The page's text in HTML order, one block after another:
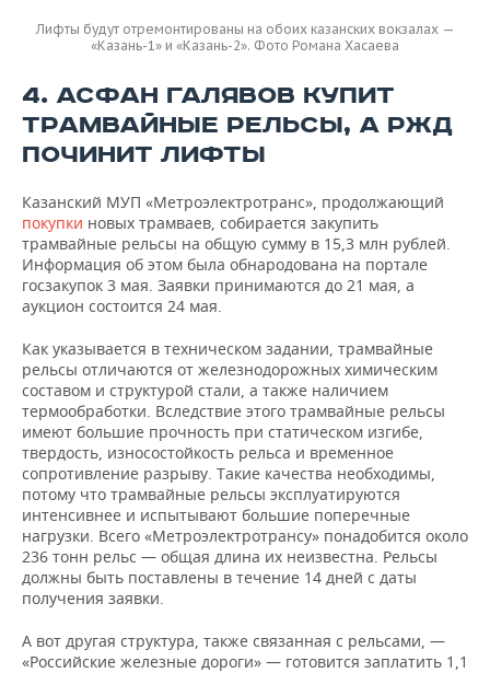
Лифты будут отремонтированы на обоих казанских вокзалах —
«Казань-1» и «Казань-2». Фото Романа Хасаева
4. АСФАН ГАЛЯВОВ КУПИТ
ТРАМВАЙНЫЕ РЕЛЬСЫ, А РЖД
ПОЧИНИТ ЛИФТЫ
Казанский МУП «Метроэлектротранс», продолжающий
покупки новых трамваев, собирается закупить
трамвайные рельсы на общую сумму в 15,3 млн рублей.
Информация об этом была обнародована на портале
госзакупок 3 мая. Заявки принимаются до 21 мая, а
аукцион состоится 24 мая.
Как указывается в техническом задании, трамвайные
рельсы отличаются от железнодорожных химическим
составом и структурой стали, а также наличием
термообработки. Вследствие этого трамвайные рельсы
имеют большие прочность при статическом изгибе,
твердость, износостойкость рельса и временное
сопротивление разрыву. Такие качества необходимы,
потому что трамвайные рельсы эксплуатируются
интенсивнее и испытывают большие поперечные
нагрузки. Всего «Метроэлектротрансу» понадобится около
236 тонн рельс — общая длина их неизвестна. Рельсы
должны быть поставлены в течение 14 дней с даты
получения заявки.
А вот другая структура, также связанная с рельсами, —
«Российские железные дороги» — готовится заплатить 1,1